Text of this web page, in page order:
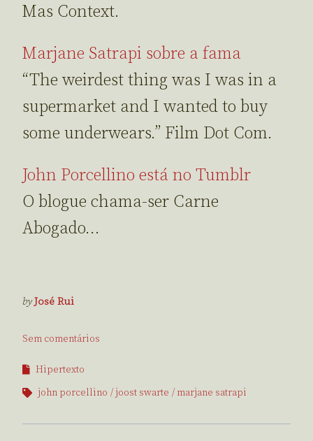
Mas Context.
Marjane Satrapi sobre a fama
“The weirdest thing was I was in a
supermarket and I wanted to buy
some underwears.” Film Dot Com.
John Porcellino está no Tumblr
O blogue chama-ser Carne
Abogado…
byJosé Rui
Sem comentários
Hipertexto
john porcellino
joost swarte marjane satrapi